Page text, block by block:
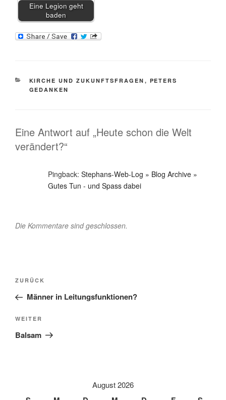
Eine Legion geht
baden
KATEGORIEN
KIRCHE UND ZUKUNFTSFRAGEN , PETERS
GEDANKEN
Eine Antwort auf „Heute schon die Welt
verändert?“
Pingback: Stephans-Web-Log » Blog Archive »
Gutes Tun - und Spass dabei
Die Kommentare sind geschlossen.
Beitragsnavigation
Vorheriger
Beitrag
ZURÜCK
Männer in Leitungsfunktionen?
Nächster
Beitrag
WEITER
Balsam
August 2026